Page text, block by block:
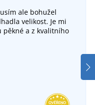
ale bohužel
velikost. Je mi
pěkné a z kvalitního